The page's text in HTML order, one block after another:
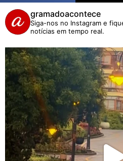
gramadoacontece
Siga-nos no Instagram e
notícias em tempo real.